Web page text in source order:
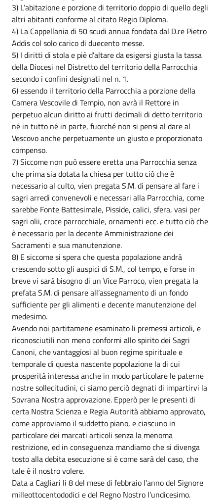
3) L’abitazione e porzione di territorio doppio di quello degli
altri abitanti conforme al citato Regio Diploma.
4) La Cappellania di 50 scudi annua fondata dal D.re Pietro
Addis col solo carico di duecento messe.
5) I diritti di stola e piè d’altare da esigersi giusta la tassa
della Diocesi nel Distretto del territorio della Parrocchia
secondo i confini designati nel n. 1.
6) essendo il territorio della Parrocchia a porzione della
Camera Vescovile di Tempio, non avrà il Rettore in
perpetuo alcun diritto ai frutti decimali di detto territorio
né in tutto né in parte, fuorché non si pensi al dare al
Vescovo anche perpetuamente un giusto e proporzionato
compenso.
7) Siccome non può essere eretta una Parrocchia senza
che prima sia dotata la chiesa per tutto ciò che è
necessario al culto, vien pregata S.M. di pensare al fare i
sagri arredi convenevoli e necessari alla Parrocchia, come
sarebbe Fonte Battesimale, Pisside, calici, sfera, vasi per
sagri olii, croce parrocchiale, ornamenti ecc. e tutto ciò che
è necessario per la decente Amministrazione dei
Sacramenti e sua manutenzione.
8) E siccome si spera che questa popolazione andrà
crescendo sotto gli auspici di S.M., col tempo, e forse in
breve vi sarà bisogno di un Vice Parroco, vien pregata la
prefata S.M. di pensare all’assegnamento di un fondo
sufficiente per gli alimenti e decente manutenzione del
medesimo.
Avendo noi partitamene esaminato li premessi articoli, e
riconosciutili non meno conformi allo spirito dei Sagri
Canoni, che vantaggiosi al buon regime spirituale e
temporale di questa nascente popolazione la di cui
prosperità interessa anche in modo particolare le paterne
nostre sollecitudini, ci siamo perciò degnati di impartirvi la
Sovrana Nostra approvazione. Epperò per le presenti di
certa Nostra Scienza e Regia Autorità abbiamo approvato,
come approviamo il suddetto piano, e ciascuno in
particolare dei marcati articoli senza la menoma
restrizione, ed in conseguenza mandiamo che si divenga
tosto alla debita esecuzione si è come sarà del caso, che
tale è il nostro volere.
Data a Cagliari li 8 del mese di febbraio l’anno del Signore
milleottocentododici e del Regno Nostro l’undicesimo.